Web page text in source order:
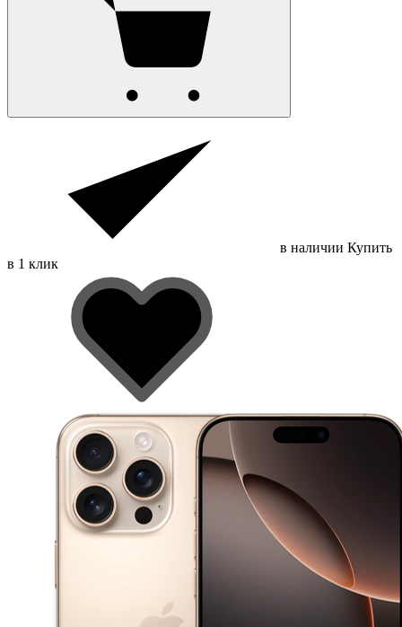
в наличии Купить
в 1 клик